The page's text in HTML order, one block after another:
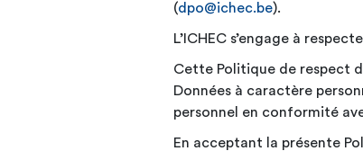
(dpo@ichec.be).
L’ICHEC s’engage à
Cette Politique de respect
Données à caractère
personnel en conformité
En acceptant la présente